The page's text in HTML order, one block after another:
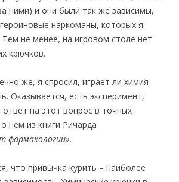
ними) и они были так же зависимы,
наркоманы, которых я
Тем не менее, на игровом столе нет
крючков.
же, я спросил, играет ли химия
Оказывается, есть эксперимент,
на этот вопрос в точных
нем из книги Ричарда
фармакологии».
что привычка курить – наиболее